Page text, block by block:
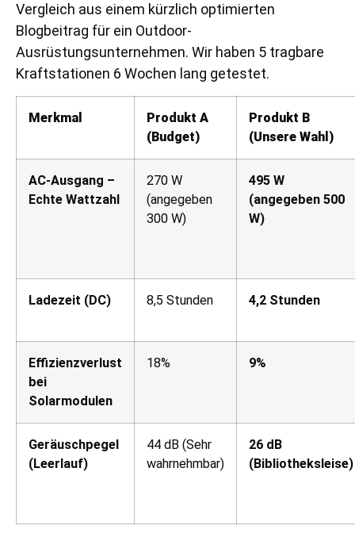
Vergleich aus einem kürzlich optimierten
Blogbeitrag für ein Outdoor-
Ausrüstungsunternehmen. Wir haben 5 tragbare
Kraftstationen 6 Wochen lang getestet.
Merkmal
Produkt A
(Budget)
Produkt B
(Unsere Wahl)
AC-Ausgang –
Echte Wattzahl
270 W
(angegeben
300 W)
495 W
(angegeben 500
W)
Ladezeit (DC) 8,5 Stunden 4,2 Stunden
Effizienzverlust
bei
Solarmodulen
18% 9%
Geräuschpegel
(Leerlauf)
44 dB (Sehr
wahrnehmbar)
26 dB
(Bibliotheksleise)